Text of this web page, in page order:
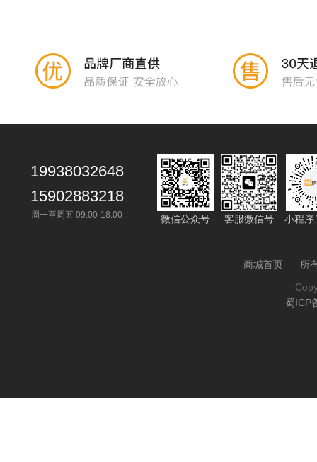
19938032648
15902883218
周一至周五 09:00-18:00 微信公众号 客服微信号 小程序
商城首页
所
蜀ICP